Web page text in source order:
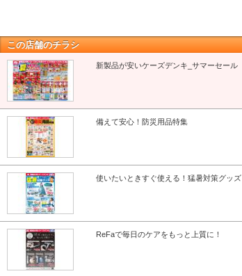
この店舗のチラシ
新製品が安いケーズデンキ_サマーセール
備えて安心！防災用品特集
使いたいときすぐ使える！猛暑対策グッズ
ReFaで毎日のケアをもっと上質に！